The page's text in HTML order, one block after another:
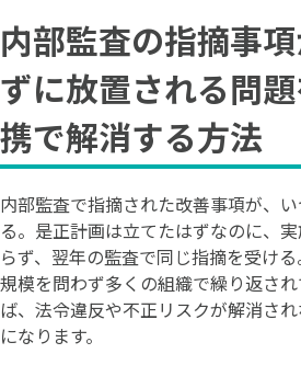
内部監査の指摘事
ずに放置される問
携で解消する方法
内部監査で指摘された改善事項が、
る。是正計画は立てたはずなのに、
らず、翌年の監査で同じ指摘を受け
規模を問わず多くの組織で繰り返さ
ば、法令違反や不正リスクが解消さ
になります。